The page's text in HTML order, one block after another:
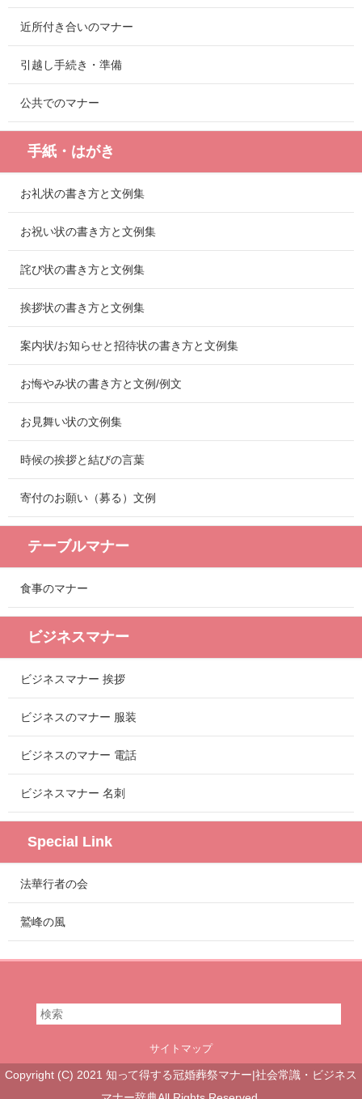
近所付き合いのマナー
引越し手続き・準備
公共でのマナー
手紙・はがき
お礼状の書き方と文例集
お祝い状の書き方と文例集
詫び状の書き方と文例集
挨拶状の書き方と文例集
案内状/お知らせと招待状の書き方と文例集
お悔やみ状の書き方と文例/例文
お見舞い状の文例集
時候の挨拶と結びの言葉
寄付のお願い（募る）文例
テーブルマナー
食事のマナー
ビジネスマナー
ビジネスマナー 挨拶
ビジネスのマナー 服装
ビジネスのマナー 電話
ビジネスマナー 名刺
Special Link
法華行者の会
鷲峰の風
サイトマップ
Copyright (C) 2021 知って得する冠婚葬祭マナー|社会常識・ビジネス